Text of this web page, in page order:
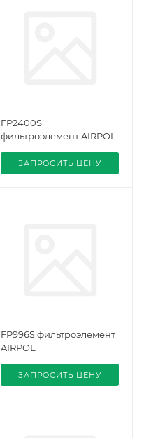
FP2400S
фильтроэлемент AIRPOL
ЗАПРОСИТЬ ЦЕНУ
FP996S фильтроэлемент
AIRPOL
ЗАПРОСИТЬ ЦЕНУ